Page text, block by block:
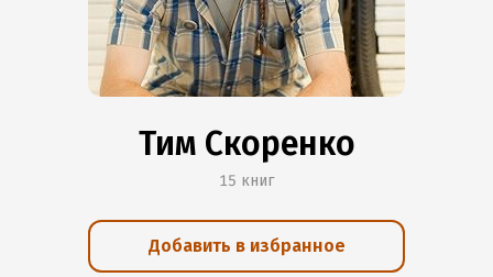
Тим Скоренко
15 книг
Добавить в избранное